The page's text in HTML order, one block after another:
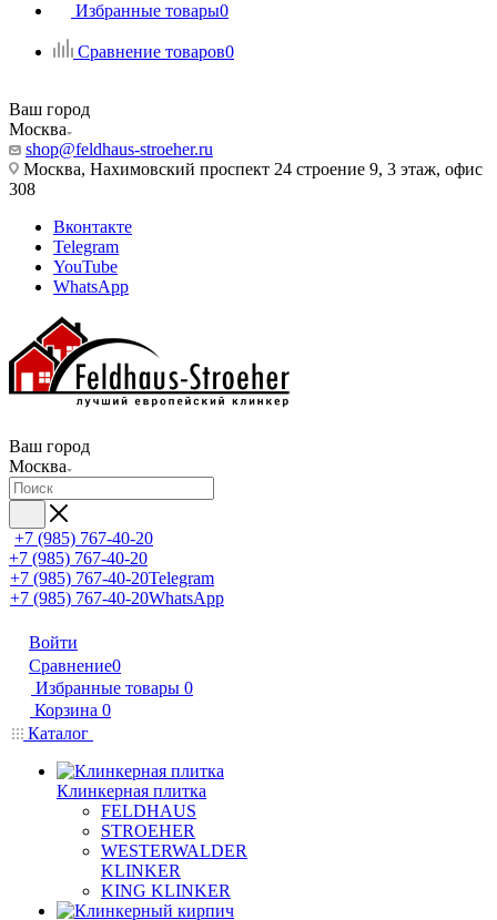
Избранные товары0
Сравнение товаров0
Ваш город
Москва
shop@feldhaus-stroeher.ru
Москва, Нахимовский проспект 24 строение 9, 3 этаж, офис
308
Вконтакте
Telegram
YouTube
WhatsApp
Ваш город
Москва
+7 (985) 767-40-20
+7 (985) 767-40-20
+7 (985) 767-40-20Telegram
+7 (985) 767-40-20WhatsApp
Войти
Сравнение0
Избранные товары 0
Корзина 0
Каталог
Клинкерная плитка
FELDHAUS
STROEHER
WESTERWALDER
KLINKER
KING KLINKER